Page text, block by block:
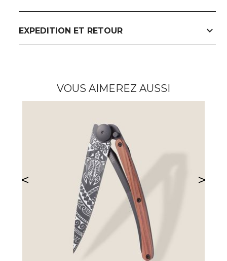
EXPEDITION ET RETOUR expand_more
VOUS AIMEREZ AUSSI
< >